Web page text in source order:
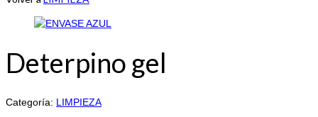
Deterpino gel
Categoría: LIMPIEZA